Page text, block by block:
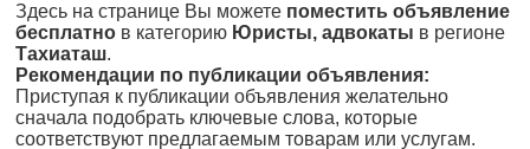
Здесь на странице Вы можете поместить объявление
бесплатно в категорию Юристы, адвокаты в регионе
Тахиаташ.
Рекомендации по публикации объявления:
Приступая к публикации объявления желательно
сначала подобрать ключевые слова, которые
соответствуют предлагаемым товарам или услугам.